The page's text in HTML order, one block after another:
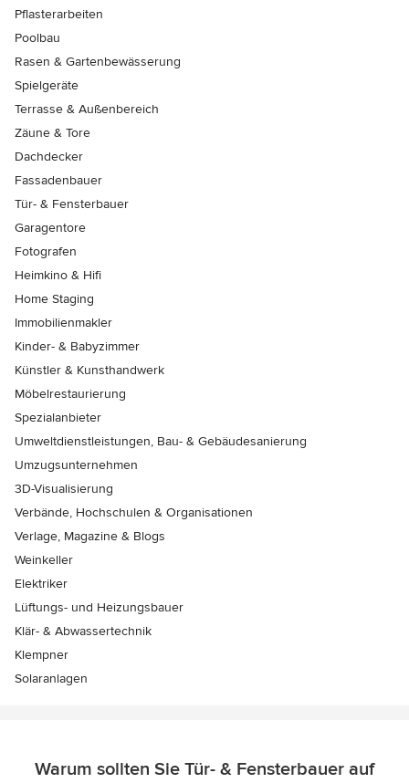
Pflasterarbeiten
Poolbau
Rasen & Gartenbewässerung
Spielgeräte
Terrasse & Außenbereich
Zäune & Tore
Dachdecker
Fassadenbauer
Tür- & Fensterbauer
Garagentore
Fotografen
Heimkino & Hifi
Home Staging
Immobilienmakler
Kinder- & Babyzimmer
Künstler & Kunsthandwerk
Möbelrestaurierung
Spezialanbieter
Umweltdienstleistungen, Bau- & Gebäudesanierung
Umzugsunternehmen
3D-Visualisierung
Verbände, Hochschulen & Organisationen
Verlage, Magazine & Blogs
Weinkeller
Elektriker
Lüftungs- und Heizungsbauer
Klär- & Abwassertechnik
Klempner
Solaranlagen
Warum sollten Sie Tür- & Fensterbauer auf